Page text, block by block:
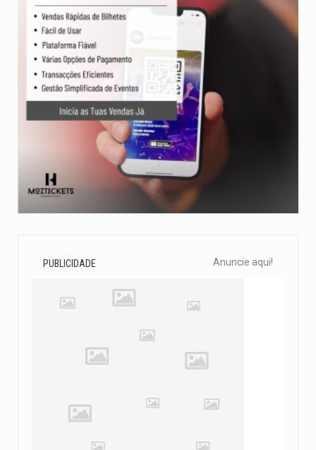
PUBLICIDADE Anuncie aqui!